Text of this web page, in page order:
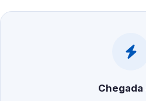
Chegada